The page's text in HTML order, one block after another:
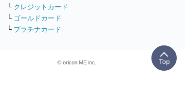
└ クレジットカード
└ ゴールドカード
└ プラチナカード
© oricon ME inc. Top